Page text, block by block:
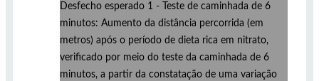
Desfecho esperado 1 - Teste de caminhada de 6
minutos: Aumento da distância percorrida (em
metros) após o período de dieta rica em nitrato,
verificado por meio do teste da caminhada de 6
minutos, a partir da constatação de uma variação